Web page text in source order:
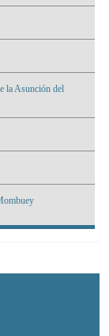
la Asunción del